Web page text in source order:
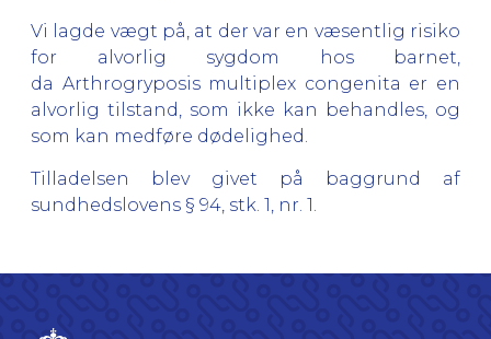
Vi lagde vægt på, at der var en væsentlig risiko
for alvorlig sygdom hos barnet,
da Arthrogryposis multiplex congenita er en
alvorlig tilstand, som ikke kan behandles, og
som kan medføre dødelighed.
Tilladelsen blev givet på baggrund af
sundhedslovens § 94, stk. 1, nr. 1.